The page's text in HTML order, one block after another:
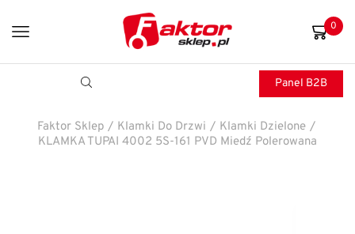
0
Panel B2B
Faktor Sklep / Klamki Do Drzwi / Klamki Dzielone /
KLAMKA TUPAI 4002 5S-161 PVD Miedź Polerowana